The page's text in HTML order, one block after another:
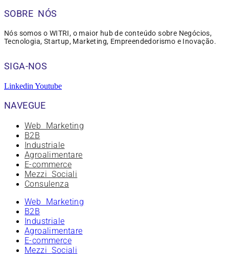
SOBRE NÓS
Nós somos o WITRI, o maior hub de conteúdo sobre Negócios,
Tecnologia, Startup, Marketing, Empreendedorismo e Inovação.
SIGA-NOS
Linkedin Youtube
NAVEGUE
Web Marketing
B2B
Industriale
Agroalimentare
E-commerce
Mezzi Sociali
Consulenza
Web Marketing
B2B
Industriale
Agroalimentare
E-commerce
Mezzi Sociali